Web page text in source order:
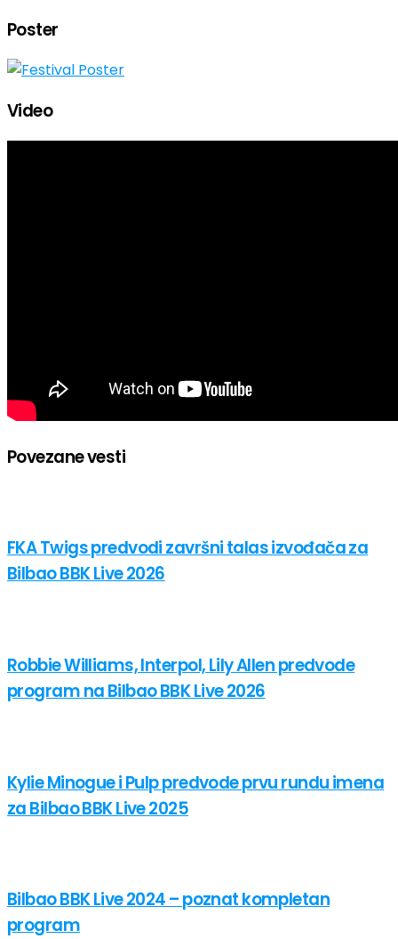
Poster
Video
Povezane vesti
FKA Twigs predvodi završni talas izvođača za
Bilbao BBK Live 2026
Robbie Williams, Interpol, Lily Allen predvode
program na Bilbao BBK Live 2026
Kylie Minogue i Pulp predvode prvu rundu imena
za Bilbao BBK Live 2025
Bilbao BBK Live 2024 – poznat kompletan
program